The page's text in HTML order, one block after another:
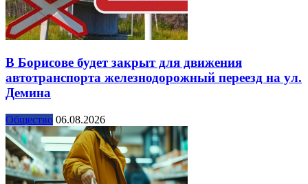
В Борисове будет закрыт для движения
автотранспорта железнодорожный переезд на ул.
Демина
Общество 06.08.2026